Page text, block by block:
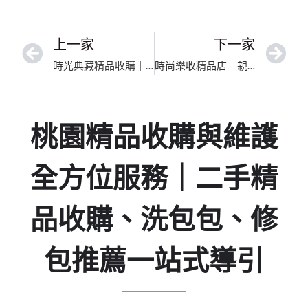
上一家
時光典藏精品收購｜高價收購愛馬仕與香奈兒，精品包包皮夾專門店
下一家
時尚樂收精品店｜親切高價收購包包與皮夾的信賴選擇
桃園精品收購與維護
全方位服務｜二手精
品收購、洗包包、修
包推薦一站式導引